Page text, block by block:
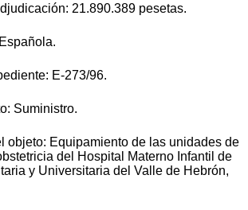
21.890.389 pesetas.
E-273/96.
Suministro.
objeto: Equipamiento de las unidades de
del Hospital Materno Infantil de
y Universitaria del Valle de Hebrón,